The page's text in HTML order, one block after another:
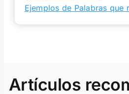
Ejemplos de Palabras que
Artículos